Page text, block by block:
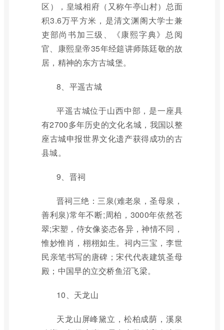
区），皇城相府（又称午亭山村）总面
积3.6万平方米，是清文渊阁大学士兼
吏部尚书加三级、《康熙字典》总阅
官、康熙皇帝35年经筵讲师陈廷敬的故
居，精神的东方古城堡。
8、平遥古城
平遥古城位于山西中部，是一座具
有2700多年历史的文化名城，我国以整
座古城申报世界文化遗产获得成功的古
县城。
9、晋祠
晋祠三绝：三泉(难老泉，圣母泉，
善利泉)常年不断;周柏，3000年依然苍
翠;宋塑，侍女像姿态各异，神情不同，
惟妙惟肖，栩栩如生。祠内三宝，李世
民亲笔书写的唐碑；宋代代表建筑圣母
殿；中国早的立交桥鱼沼飞梁。
10、天龙山
天龙山屏峰黛立，松柏成荫，溪泉